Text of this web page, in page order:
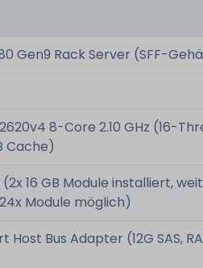
Gen9 Rack Server (SFF-
8-Core 2.10 GHz (16-
Cache)
(2x 16 GB Module installiert,
Module möglich)
Host Bus Adapter (12G SAS,